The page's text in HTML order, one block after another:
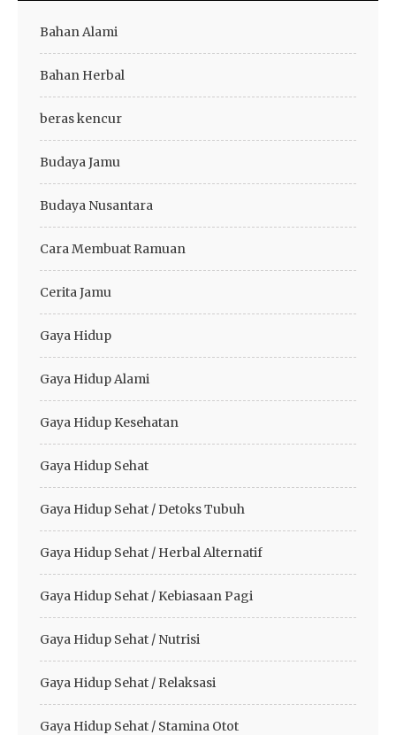
Bahan Alami
Bahan Herbal
beras kencur
Budaya Jamu
Budaya Nusantara
Cara Membuat Ramuan
Cerita Jamu
Gaya Hidup
Gaya Hidup Alami
Gaya Hidup Kesehatan
Gaya Hidup Sehat
Gaya Hidup Sehat / Detoks Tubuh
Gaya Hidup Sehat / Herbal Alternatif
Gaya Hidup Sehat / Kebiasaan Pagi
Gaya Hidup Sehat / Nutrisi
Gaya Hidup Sehat / Relaksasi
Gaya Hidup Sehat / Stamina Otot